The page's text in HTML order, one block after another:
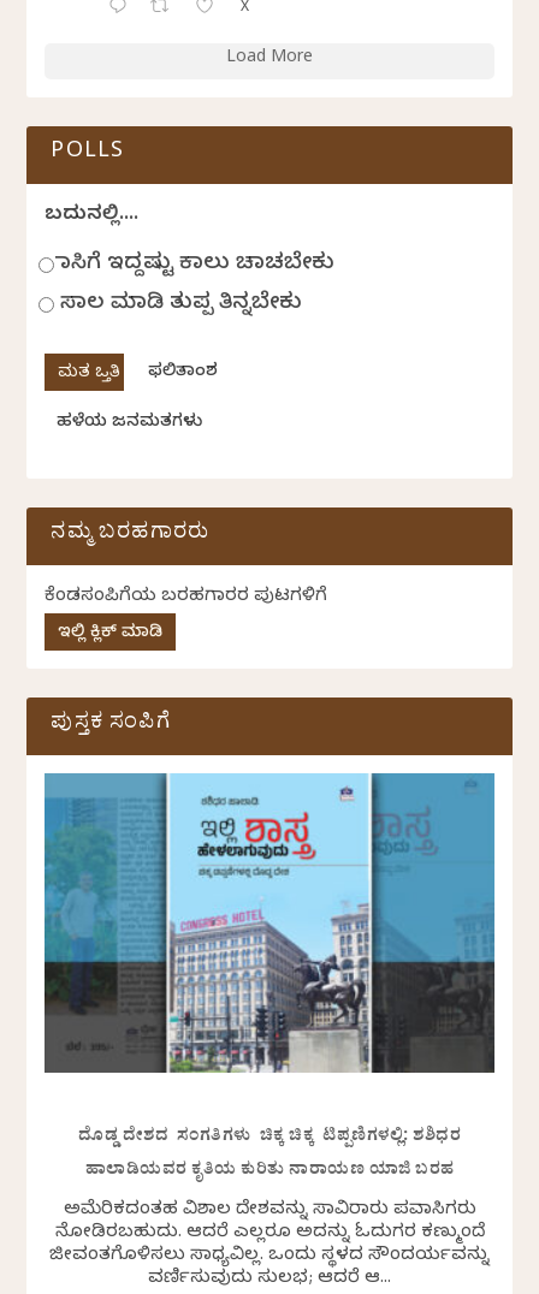
X
Load More
POLLS
ಬದುಕಿನಲ್ಲಿ....
ಹಾಸಿಗೆ ಇದ್ದಷ್ಟು ಕಾಲು ಚಾಚಬೇಕು
ಸಾಲ ಮಾಡಿ ತುಪ್ಪ ತಿನ್ನಬೇಕು
ಫಲಿತಾಂಶ
ಹಳೆಯ ಜನಮತಗಳು
ನಮ್ಮ ಬರಹಗಾರರು
ಕೆಂಡಸಂಪಿಗೆಯ ಬರಹಗಾರರ ಪುಟಗಳಿಗೆ
ಇಲ್ಲಿ ಕ್ಲಿಕ್ ಮಾಡಿ
ಪುಸ್ತಕ ಸಂಪಿಗೆ
ದೊಡ್ಡ ದೇಶದ ಸಂಗತಿಗಳು ಚಿಕ್ಕ ಚಿಕ್ಕ ಟಿಪ್ಪಣಿಗಳಲ್ಲಿ: ಶಶಿಧರ
ಹಾಲಾಡಿಯವರ ಕೃತಿಯ ಕುರಿತು ನಾರಾಯಣ ಯಾಜಿ ಬರಹ
ಅಮೆರಿಕದಂತಹ ವಿಶಾಲ ದೇಶವನ್ನು ಸಾವಿರಾರು ಪ್ರವಾಸಿಗರು
ನೋಡಿರಬಹುದು. ಆದರೆ ಎಲ್ಲರೂ ಅದನ್ನು ಓದುಗರ ಕಣ್ಮುಂದೆ
ಜೀವಂತಗೊಳಿಸಲು ಸಾಧ್ಯವಿಲ್ಲ. ಒಂದು ಸ್ಥಳದ ಸೌಂದರ್ಯವನ್ನು
ವರ್ಣಿಸುವುದು ಸುಲಭ; ಆದರೆ ಆ...